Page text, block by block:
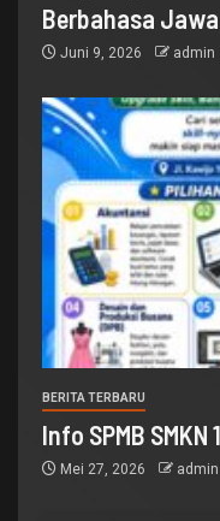
Berbahasa
Juni 9, 2026 admin
BERITA TERBARU
Info SPMB
Mei 27, 2026 admin